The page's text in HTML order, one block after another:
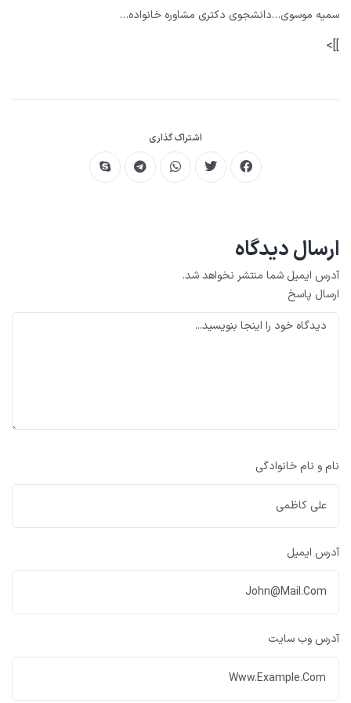
سمیه موسوی…دانشجوی دکتری مشاوره خانواده…
]]>
اشتراک گذاری
ارسال دیدگاه
آدرس ایمیل شما منتشر نخواهد شد.
ارسال پاسخ
نام و نام خانوادگی
آدرس ایمیل
آدرس وب سایت